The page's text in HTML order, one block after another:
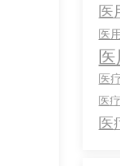
医
医
医
医
医